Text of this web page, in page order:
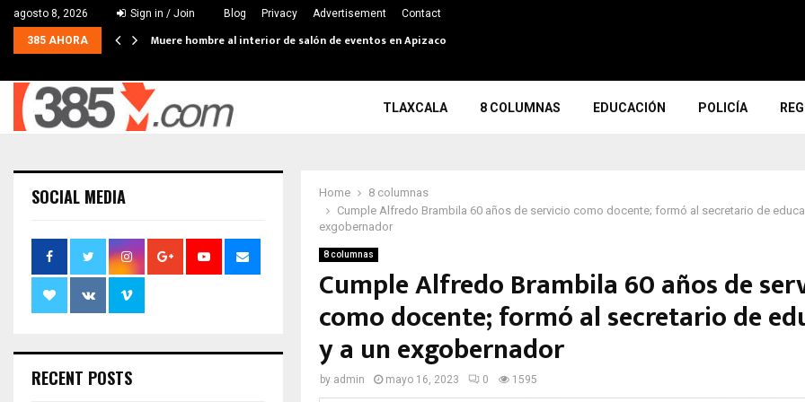
agosto 8, 2026 Sign in / Join Blog Privacy Advertisement Contact
385 AHORA Muere hombre al interior de salón de eventos en Apizaco
TLAXCALA 8 COLUMNAS EDUCACIÓN POLICÍA
Home
8 columnas
Cumple Alfredo Brambila 60 años de servicio como docente; formó al secretario de
exgobernador
8 columnas
Cumple Alfredo Brambila 60 años de
como docente; formó al secretario de
y a un exgobernador
by admin mayo 16, 2023 0 1595
SOCIAL MEDIA
RECENT POSTS